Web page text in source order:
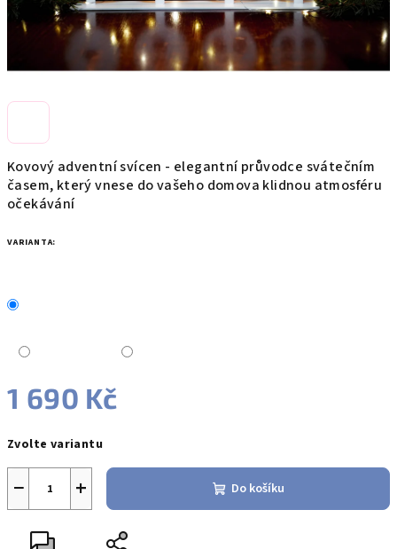
Kovový adventní svícen - elegantní průvodce svátečním
časem, který vnese do vašeho domova klidnou atmosféru
očekávání
VARIANTA:
1 690 Kč
cena:
Zvolte variantu
+
− Do košíku